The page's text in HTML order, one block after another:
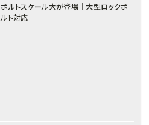
ボルトスケール大が登場｜大型ロックボ
ルト対応